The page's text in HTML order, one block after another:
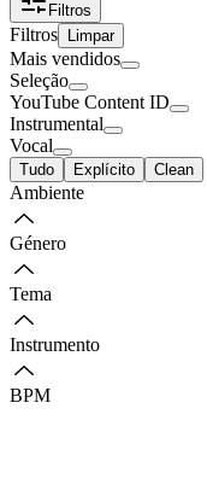
Filtros
Filtros Limpar
Mais vendidos
Seleção
YouTube Content ID
Instrumental
Vocal
Tudo Explícito Clean
Ambiente
Género
Tema
Instrumento
BPM